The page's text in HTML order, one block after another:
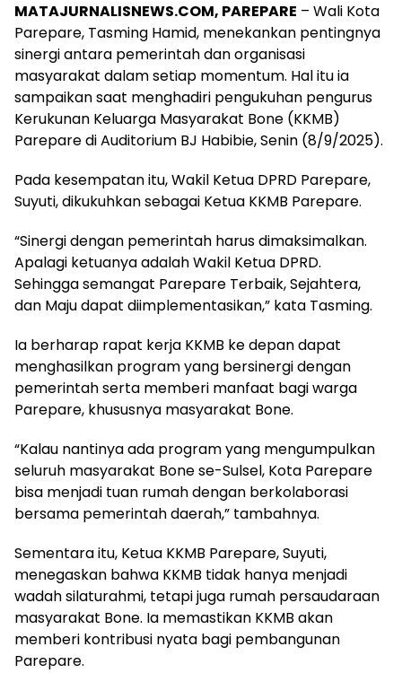
MATAJURNALISNEWS.COM, PAREPARE – Wali Kota
Parepare, Tasming Hamid, menekankan pentingnya
sinergi antara pemerintah dan organisasi
masyarakat dalam setiap momentum. Hal itu ia
sampaikan saat menghadiri pengukuhan pengurus
Kerukunan Keluarga Masyarakat Bone (KKMB)
Parepare di Auditorium BJ Habibie, Senin (8/9/2025).
Pada kesempatan itu, Wakil Ketua DPRD Parepare,
Suyuti, dikukuhkan sebagai Ketua KKMB Parepare.
“Sinergi dengan pemerintah harus dimaksimalkan.
Apalagi ketuanya adalah Wakil Ketua DPRD.
Sehingga semangat Parepare Terbaik, Sejahtera,
dan Maju dapat diimplementasikan,” kata Tasming.
Ia berharap rapat kerja KKMB ke depan dapat
menghasilkan program yang bersinergi dengan
pemerintah serta memberi manfaat bagi warga
Parepare, khususnya masyarakat Bone.
“Kalau nantinya ada program yang mengumpulkan
seluruh masyarakat Bone se-Sulsel, Kota Parepare
bisa menjadi tuan rumah dengan berkolaborasi
bersama pemerintah daerah,” tambahnya.
Sementara itu, Ketua KKMB Parepare, Suyuti,
menegaskan bahwa KKMB tidak hanya menjadi
wadah silaturahmi, tetapi juga rumah persaudaraan
masyarakat Bone. Ia memastikan KKMB akan
memberi kontribusi nyata bagi pembangunan
Parepare.